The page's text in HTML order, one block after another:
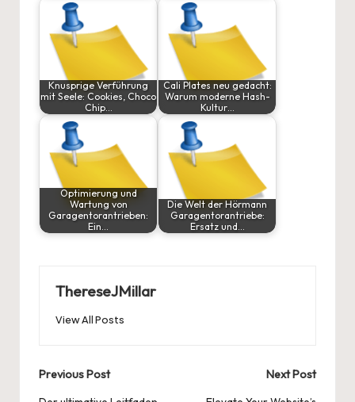
Knusprige Verführung
mit Seele: Cookies, Choco
Chip…
Cali Plates neu gedacht:
Warum moderne Hash-
Kultur…
Optimierung und
Wartung von
Garagentorantrieben:
Ein…
Die Welt der Hörmann
Garagentorantriebe:
Ersatz und…
ThereseJMillar
View All Posts
Post
Previous Post
Next Post